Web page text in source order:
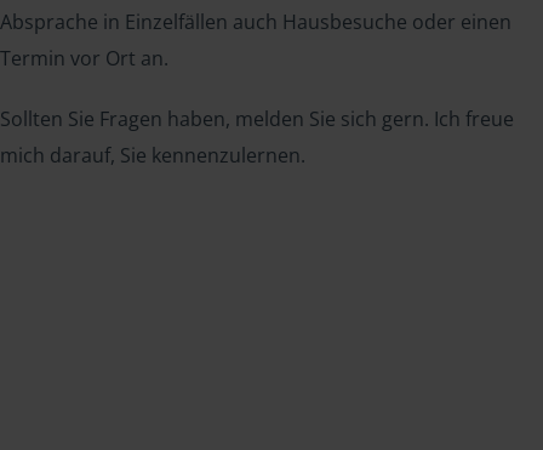
Absprache in Einzelfällen auch Hausbesuche oder einen
Termin vor Ort an.
Sollten Sie Fragen haben, melden Sie sich gern. Ich freue
mich darauf, Sie kennenzulernen.